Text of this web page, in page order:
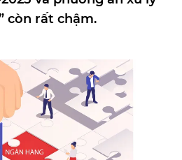
còn rất chậm.